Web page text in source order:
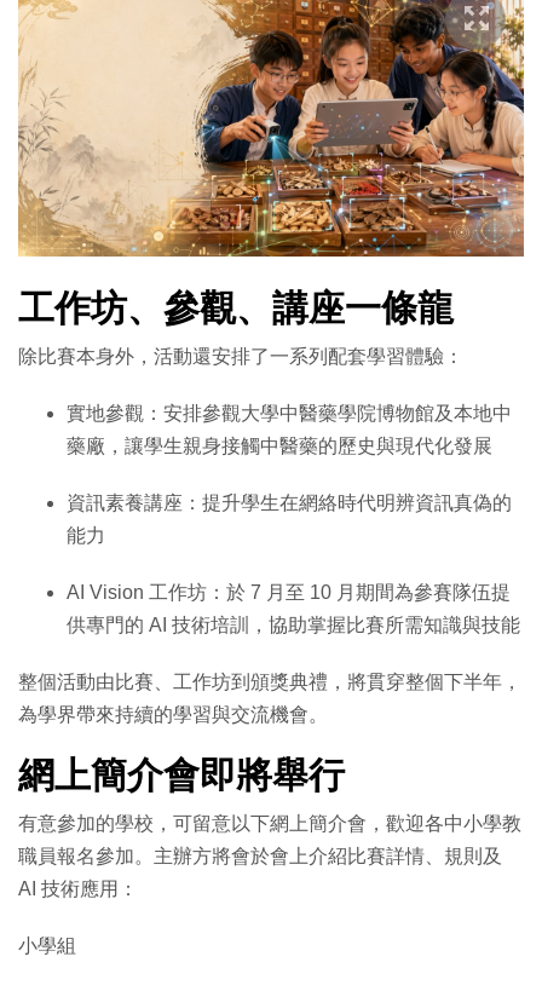
工作坊、參觀、講座一條龍
除比賽本身外，活動還安排了一系列配套學習體驗：
實地參觀：安排參觀大學中醫藥學院博物館及本地中
藥廠，讓學生親身接觸中醫藥的歷史與現代化發展
資訊素養講座：提升學生在網絡時代明辨資訊真偽的
能力
AI Vision 工作坊：於 7 月至 10 月期間為參賽隊伍提
供專門的 AI 技術培訓，協助掌握比賽所需知識與技能
整個活動由比賽、工作坊到頒獎典禮，將貫穿整個下半年，
為學界帶來持續的學習與交流機會。
網上簡介會即將舉行
有意參加的學校，可留意以下網上簡介會，歡迎各中小學教
職員報名參加。主辦方將會於會上介紹比賽詳情、規則及
AI 技術應用：
小學組